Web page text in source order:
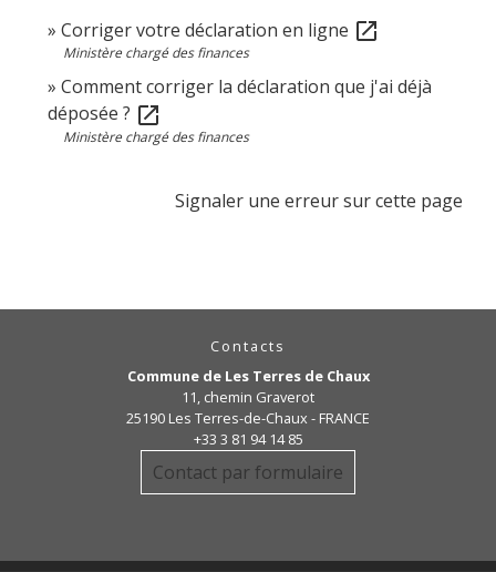
Corriger votre déclaration en ligne open_in_new
Ministère chargé des finances
Comment corriger la déclaration que j'ai déjà
déposée ? open_in_new
Ministère chargé des finances
Signaler une erreur sur cette page
Contacts
Commune de Les Terres de Chaux
11, chemin Graverot
25190 Les Terres-de-Chaux - FRANCE
+33 3 81 94 14 85
Contact par formulaire